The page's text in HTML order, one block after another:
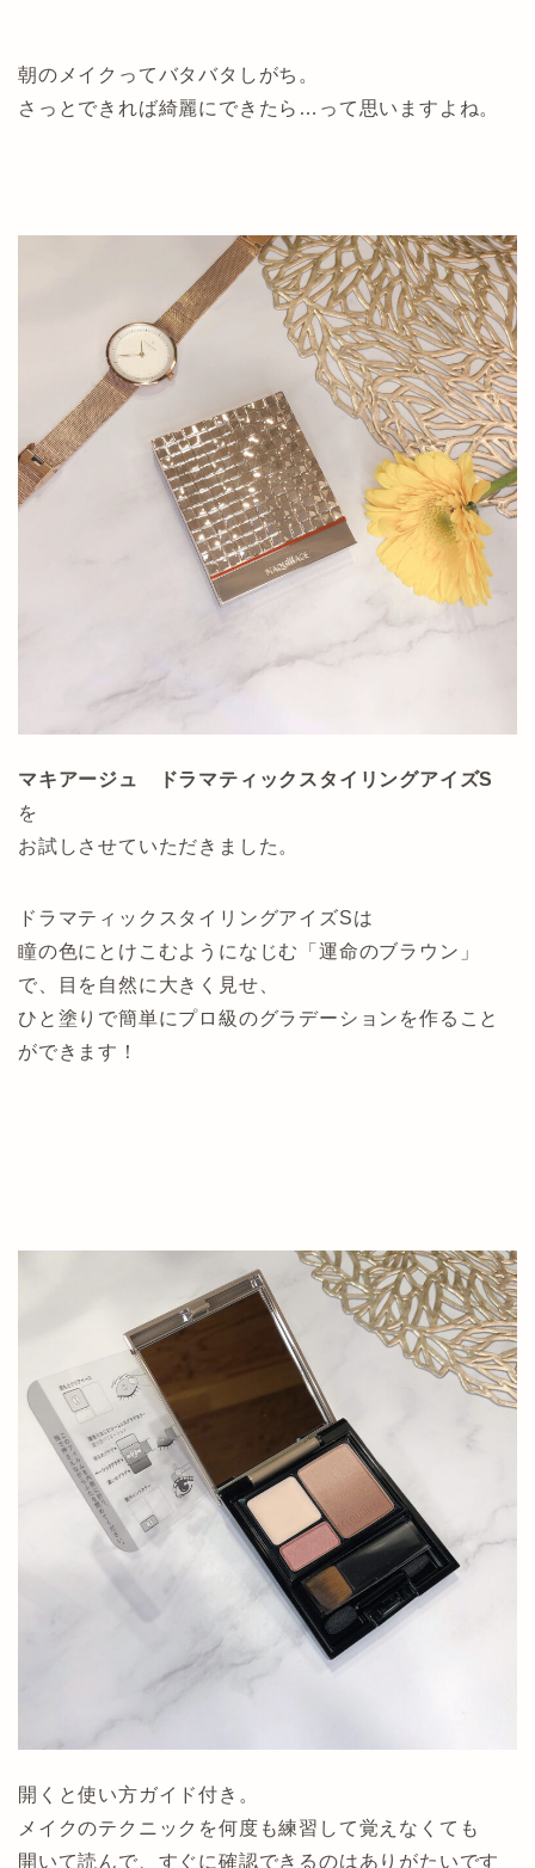
朝のメイクってバタバタしがち。
さっとできれば綺麗にできたら…って思いますよね。
マキアージュ ドラマティックスタイリングアイズS
を
お試しさせていただきました。
ドラマティックスタイリングアイズSは
瞳の色にとけこむようになじむ「運命のブラウン」
で、目を自然に大きく見せ、
ひと塗りで簡単にプロ級のグラデーションを作ること
ができます！
開くと使い方ガイド付き。
メイクのテクニックを何度も練習して覚えなくても
開いて読んで、すぐに確認できるのはありがたいです